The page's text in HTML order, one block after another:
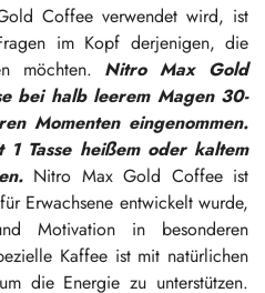
Coffee verwendet wird, ist
im Kopf derjenigen, die
möchten. Nitro Max Gold
bei halb leerem Magen 30-
Momenten eingenommen.
1 Tasse heißem oder kaltem
Nitro Max Gold Coffee ist
Erwachsene entwickelt wurde,
Motivation in besonderen
Kaffee ist mit natürlichen
die Energie zu unterstützen.